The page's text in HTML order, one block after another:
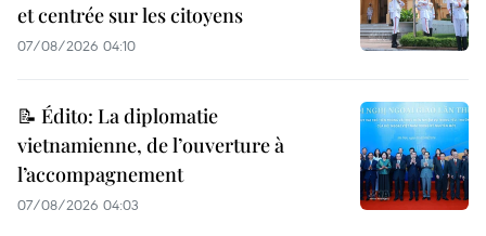
et centrée sur les citoyens
07/08/2026 04:10
📝 Édito: La diplomatie
vietnamienne, de l’ouverture à
l’accompagnement
07/08/2026 04:03